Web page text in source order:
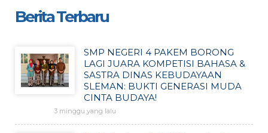
Berita Terbaru
SMP NEGERI 4 PAKEM BORONG
LAGI JUARA KOMPETISI BAHASA &
SASTRA DINAS KEBUDAYAAN
SLEMAN: BUKTI GENERASI MUDA
CINTA BUDAYA!
3 minggu yang lalu